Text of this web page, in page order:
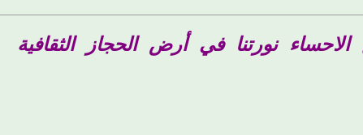
الاحساء نورتنا في أرض الحجاز الثقافية